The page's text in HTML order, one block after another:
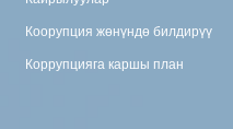
Коорупция жөнүндө билдирүү
Коррупцияга каршы план